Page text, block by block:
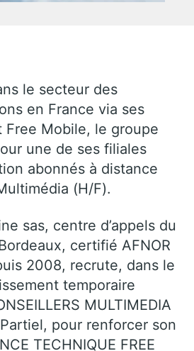
le secteur des
en France via ses
Free Mobile, le groupe
une de ses filiales
abonnés à distance
(H/F).
sas, centre d’appels du
certifié AFNOR
2008, recrute, dans le
temporaire
MULTIMEDIA
pour renforcer son
TECHNIQUE FREE